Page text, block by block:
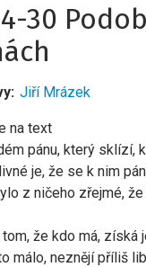
30
Jiří Mrázek
na text
pánu, který sklízí,
je, že se k nim
z ničeho zřejmé,
že kdo má, získá
málo, neznějí příliš